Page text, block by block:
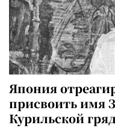
Япония
присвоить имя
Курильской